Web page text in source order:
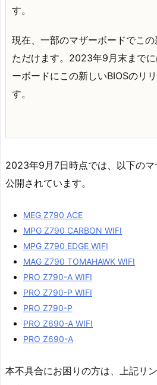
す。
現在、一部のマザーボードでこ
ただけます。2023年9月末まで
ーボードにこの新しいBIOSのリ
す。
2023年9月7日時点では、以下のマ
公開されています。
MEG Z790 ACE
MPG Z790 CARBON WIFI
MPG Z790 EDGE WIFI
MAG Z790 TOMAHAWK WIFI
PRO Z790-A WIFI
PRO Z790-P WIFI
PRO Z790-P
PRO Z690-A WIFI
PRO Z690-A
本不具合にお困りの方は、上記リ